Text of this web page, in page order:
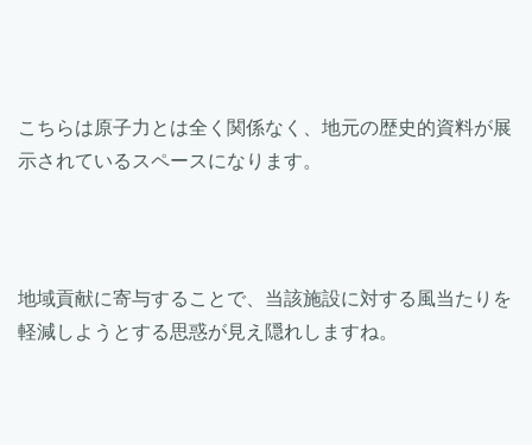
こちらは原子力とは全く関係なく、地元の歴史的資料が展
示されているスペースになります。
地域貢献に寄与することで、当該施設に対する風当たりを
軽減しようとする思惑が見え隠れしますね。